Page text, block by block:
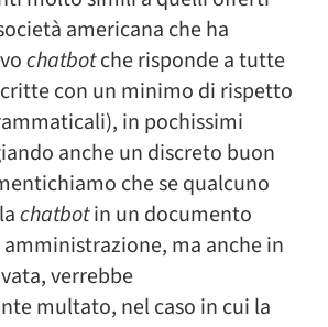
americana che ha
chatbotche risponde a tutte
con un minimo di rispetto
in pochissimi
anche un discreto buon
che se qualcuno
chatbotin un documento
ma anche in
verrebbe
multato, nel caso in cui la